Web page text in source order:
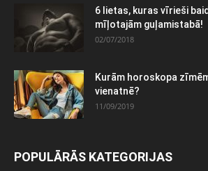
6 lietas, kuras vīrieši
mīļotajām guļamistabā!
02/07/2018
Kurām horoskopa
vienatnē?
11/09/2019
POPULĀRĀS KATEGORIJAS